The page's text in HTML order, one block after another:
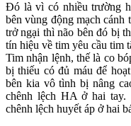
Đó là vì có nhiều trường
bên vùng động mạch
trở ngại thì não bên đó bị
tín hiệu về tim yêu cầu tim
Tim nhận lệnh, thế là co
bị thiếu có đủ máu để
bên kia vô tình bị nâng
chênh lệch HA ở hai
chênh lệch huyết áp ở hai